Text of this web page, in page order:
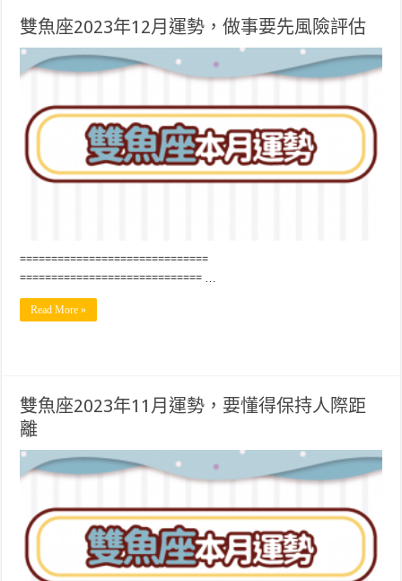
雙魚座2023年12月運勢，做事要先風險評估
==============================
============================= …
Read More »
雙魚座2023年11月運勢，要懂得保持人際距
離